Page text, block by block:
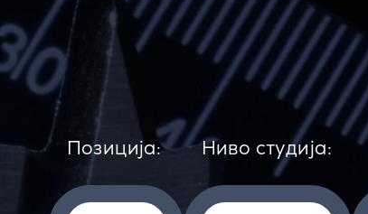
Позиција: Ниво студија: